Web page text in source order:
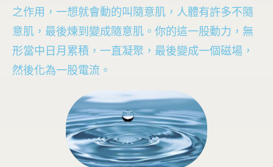
之作用，一想就會動的叫隨意肌，人體有許多不隨
意肌，最後煉到變成隨意肌。你的這一股動力，無
形當中日月累積，一直凝聚，最後變成一個磁場，
然後化為一股電流。